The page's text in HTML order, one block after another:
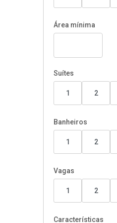
Área mínima
Suítes
1 2
Banheiros
1 2
Vagas
1 2
Características